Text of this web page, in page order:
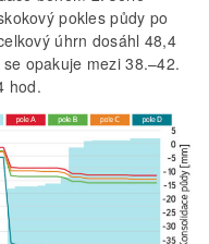
pokles půdy po
úhrn dosáhl 48,4
opakuje mezi 38.–42.
hod.